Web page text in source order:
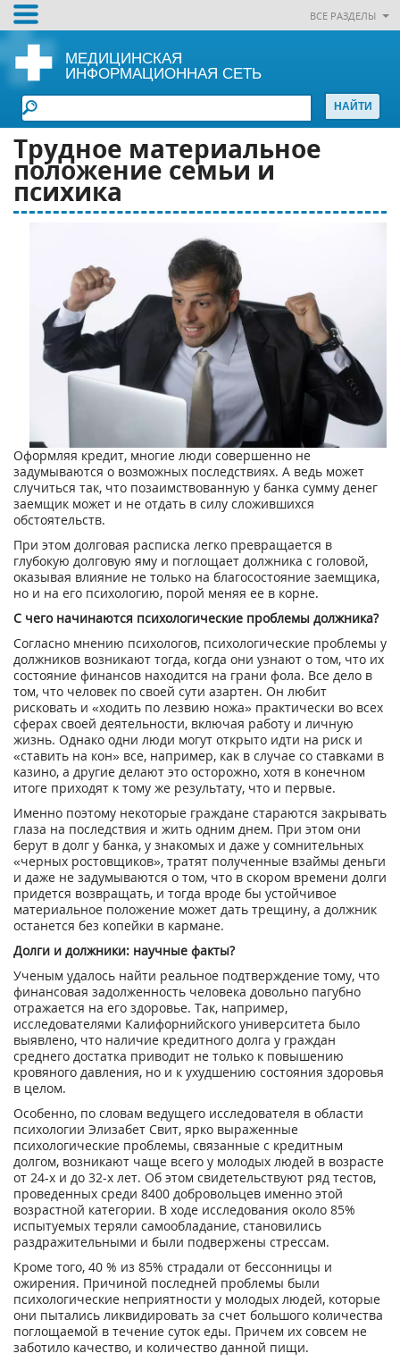
ВСЕ РАЗДЕЛЫ
МЕДИЦИНСКАЯ
ИНФОРМАЦИОННАЯ СЕТЬ
Трудное материальное
положение семьи и
психика
Оформляя кредит, многие люди совершенно не
задумываются о возможных последствиях. А ведь может
случиться так, что позаимствованную у банка сумму денег
заемщик может и не отдать в силу сложившихся
обстоятельств.
При этом долговая расписка легко превращается в
глубокую долговую яму и поглощает должника с головой,
оказывая влияние не только на благосостояние заемщика,
но и на его психологию, порой меняя ее в корне.
С чего начинаются психологические проблемы должника?
Согласно мнению психологов, психологические проблемы у
должников возникают тогда, когда они узнают о том, что их
состояние финансов находится на грани фола. Все дело в
том, что человек по своей сути азартен. Он любит
рисковать и «ходить по лезвию ножа» практически во всех
сферах своей деятельности, включая работу и личную
жизнь. Однако одни люди могут открыто идти на риск и
«ставить на кон» все, например, как в случае со ставками в
казино, а другие делают это осторожно, хотя в конечном
итоге приходят к тому же результату, что и первые.
Именно поэтому некоторые граждане стараются закрывать
глаза на последствия и жить одним днем. При этом они
берут в долг у банка, у знакомых и даже у сомнительных
«черных ростовщиков», тратят полученные взаймы деньги
и даже не задумываются о том, что в скором времени долги
придется возвращать, и тогда вроде бы устойчивое
материальное положение может дать трещину, а должник
останется без копейки в кармане.
Долги и должники: научные факты?
Ученым удалось найти реальное подтверждение тому, что
финансовая задолженность человека довольно пагубно
отражается на его здоровье. Так, например,
исследователями Калифорнийского университета было
выявлено, что наличие кредитного долга у граждан
среднего достатка приводит не только к повышению
кровяного давления, но и к ухудшению состояния здоровья
в целом.
Особенно, по словам ведущего исследователя в области
психологии Элизабет Свит, ярко выраженные
психологические проблемы, связанные с кредитным
долгом, возникают чаще всего у молодых людей в возрасте
от 24-х и до 32-х лет. Об этом свидетельствуют ряд тестов,
проведенных среди 8400 добровольцев именно этой
возрастной категории. В ходе исследования около 85%
испытуемых теряли самообладание, становились
раздражительными и были подвержены стрессам.
Кроме того, 40 % из 85% страдали от бессонницы и
ожирения. Причиной последней проблемы были
психологические неприятности у молодых людей, которые
они пытались ликвидировать за счет большого количества
поглощаемой в течение суток еды. Причем их совсем не
заботило качество, и количество данной пищи.